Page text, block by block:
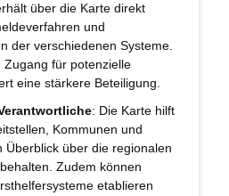
über die Karte direkt
und
der verschiedenen Systeme.
Zugang für potenzielle
eine stärkere Beteiligung.
: Die Karte hilft
Kommunen und
Überblick über die regionalen
Zudem können
etablieren